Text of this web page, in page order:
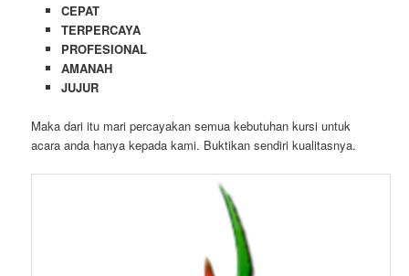
CEPAT
TERPERCAYA
PROFESIONAL
AMANAH
JUJUR
Maka dari itu mari percayakan semua kebutuhan kursi untuk
acara anda hanya kepada kami. Buktikan sendiri kualitasnya.